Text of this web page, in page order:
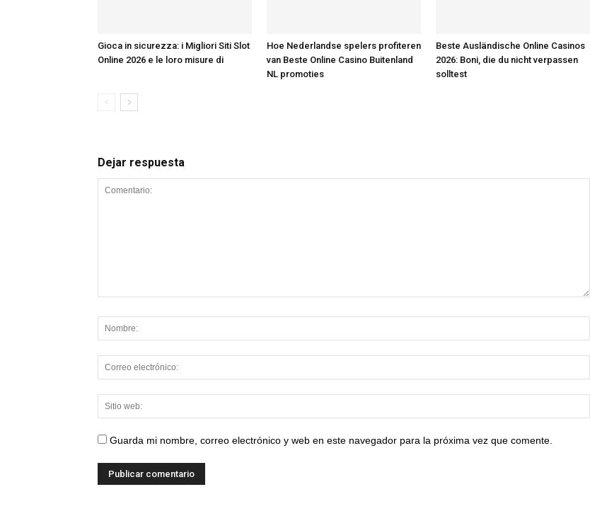
Gioca in sicurezza: i Migliori Siti Slot
Online 2026 e le loro misure di
Hoe Nederlandse spelers profiteren
van Beste Online Casino Buitenland
NL promoties
Beste Ausländische Online Casinos
2026: Boni, die du nicht verpassen
solltest
Dejar respuesta
Guarda mi nombre, correo electrónico y web en este navegador para la próxima vez que comente.